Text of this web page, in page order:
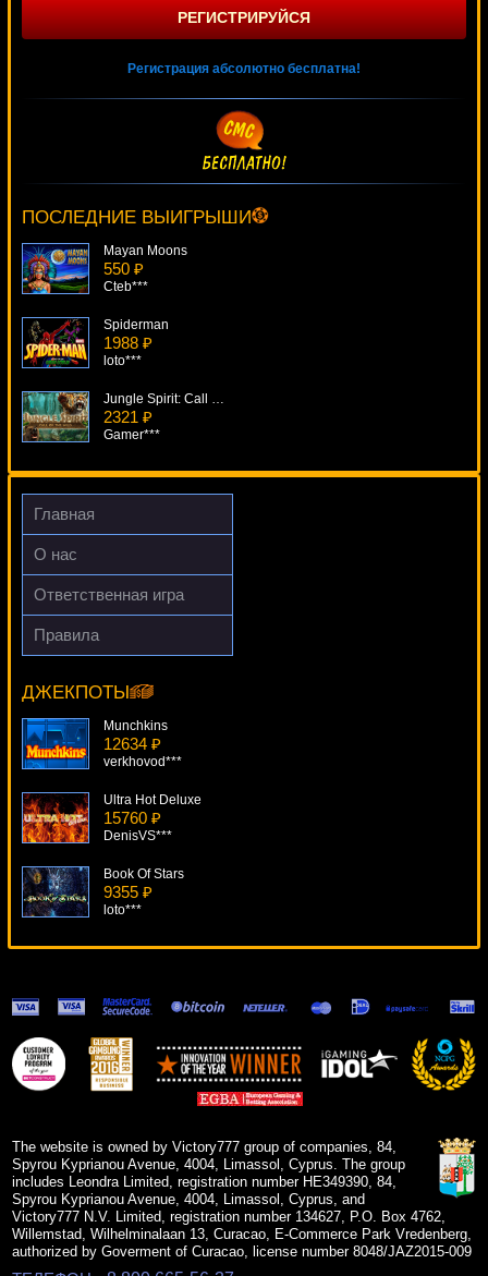
РЕГИСТРИРУЙСЯ
Регистрация абсолютно бесплатна!
ПОСЛЕДНИЕ ВЫИГРЫШИ
Deni***
Mayan Moons
550 ₽
Cteb***
Spiderman
1988 ₽
loto***
Jungle Spirit: Call Of The Wild
2321 ₽
Gamer***
Ho Ho Ho
1945 ₽
Deni***
Главная
О нас
Ответственная игра
Правила
ДЖЕКПОТЫ
King's Treasure
SmileLow***
Munchkins
12634 ₽
verkhovod***
Ultra Hot Deluxe
15760 ₽
DenisVS***
Book Of Stars
9355 ₽
loto***
Builder Beaver
15893 ₽
ivan-lev***
Caribbean Holidays
The website is owned by Victory777 group of companies, 84,
Spyrou Kyprianou Avenue, 4004, Limassol, Cyprus. The group
includes Leondra Limited, registration number HE349390, 84,
Spyrou Kyprianou Avenue, 4004, Limassol, Cyprus, and
Victory777 N.V. Limited, registration number 134627, P.O. Box 4762,
Willemstad, Wilhelminalaan 13, Curacao, E-Commerce Park Vredenberg,
authorized by Goverment of Curacao, license number 8048/JAZ2015-009